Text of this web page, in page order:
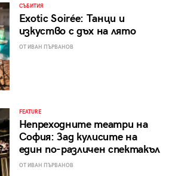
СЪБИТИЯ
Exotic Soirée: Танци и
изкуство с дъх на лято
ОТ ИВАН ПЪРВАНОВ
FEATURE
Непреходните театри на
София: Зад кулисите на
един по-различен спектакъл
ОТ ИВАН ПЪРВАНОВ